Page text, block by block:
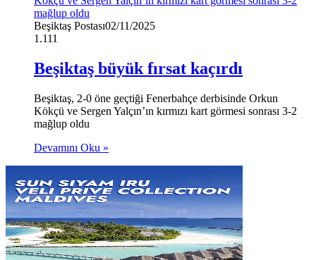
Beşiktaş Postası02/11/2025
1.111
Beşiktaş büyük fırsat kaçırdı
Beşiktaş, 2-0 öne geçtiği Fenerbahçe derbisinde Orkun
Kökçü ve Sergen Yalçın’ın kırmızı kart görmesi sonrası 3-2
mağlup oldu
Devamını Oku »